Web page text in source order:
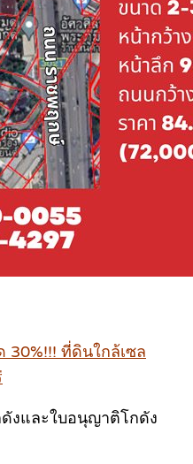
30%!!! ที่ดินใกล้เซล
งและใบอนุญาติโกดัง